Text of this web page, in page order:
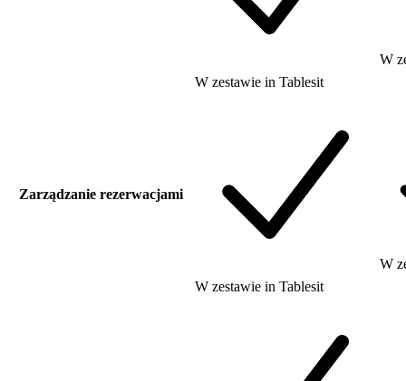
W zestawie in Tablesit
W
Zarządzanie rezerwacjami
W zestawie in Tablesit
W